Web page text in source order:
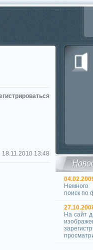
18.11.2010 13:48
поиск по
На сайт